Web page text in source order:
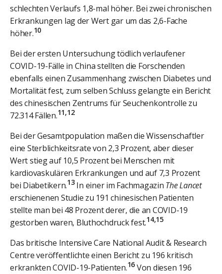
schlechten Verlaufs 1,8-mal höher. Bei zwei chronischen
Erkrankungen lag der Wert gar um das 2,6-Fache
höher.10
Bei der ersten Untersuchung tödlich verlaufener
COVID-19-Fälle in China stellten die Forschenden
ebenfalls einen Zusammenhang zwischen Diabetes und
Mortalität fest, zum selben Schluss gelangte ein Bericht
des chinesischen Zentrums für Seuchenkontrolle zu
72.314 Fällen.11,12
Bei der Gesamtpopulation maßen die Wissenschaftler
eine Sterblichkeitsrate von 2,3 Prozent, aber dieser
Wert stieg auf 10,5 Prozent bei Menschen mit
kardiovaskulären Erkrankungen und auf 7,3 Prozent
bei Diabetikern.13In einer im Fachmagazin The Lancet
erschienenen Studie zu 191 chinesischen Patienten
stellte man bei 48 Prozent derer, die an COVID-19
gestorben waren, Bluthochdruck fest.14,15
Das britische Intensive Care National Audit & Research
Centre veröffentlichte einen Bericht zu 196 kritisch
erkrankten COVID-19-Patienten.16 Von diesen 196